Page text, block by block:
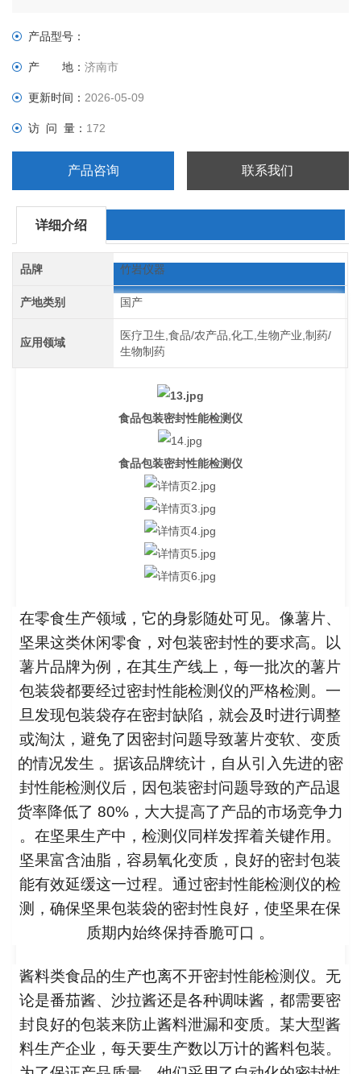
产品型号：
产 地：济南市
更新时间：2026-05-09
访 问 量： 172
产品咨询 联系我们
详细介绍
品牌 竹岩仪器
产地类别 国产
应用领域
医疗卫生,食品/农产品,化工,生物产业,制药/
生物制药
食品包装密封性能检测仪
食品包装密封性能检测仪
在零食生产领域，它的身影随处可见。像薯片、
坚果这类休闲零食，对包装密封性的要求高。以
薯片品牌为例，在其生产线上，每一批次的薯片
包装袋都要经过密封性能检测仪的严格检测。一
旦发现包装袋存在密封缺陷，就会及时进行调整
或淘汰，避免了因密封问题导致薯片变软、变质
的情况发生 。据该品牌统计，自从引入先进的密
封性能检测仪后，因包装密封问题导致的产品退
货率降低了 80%，大大提高了产品的市场竞争力
。在坚果生产中，检测仪同样发挥着关键作用。
坚果富含油脂，容易氧化变质，良好的密封包装
能有效延缓这一过程。通过密封性能检测仪的检
测，确保坚果包装袋的密封性良好，使坚果在保
质期内始终保持香脆可口 。
酱料类食品的生产也离不开密封性能检测仪。无
论是番茄酱、沙拉酱还是各种调味酱，都需要密
封良好的包装来防止酱料泄漏和变质。某大型酱
料生产企业，每天要生产数以万计的酱料包装。